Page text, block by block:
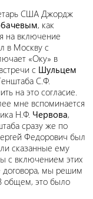
США Джордж
, как
на включение
в Москву с
«Оку» в
с Шульцем
С.Ф.
на это согласие.
мне вспоминается
Н.Ф. Червова,
сразу же по
Федорович был
сказанные ему
с включением этих
договора, мы решим
общем, это было